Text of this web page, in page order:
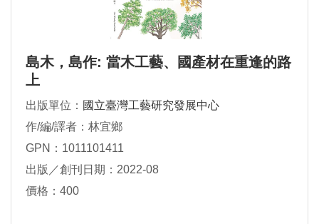
島木，島作: 當木工藝、國產材在重逢的路
上
出版單位： 國立臺灣工藝研究發展中心
作/編/譯者：林宜鄉
GPN：1011101411
出版／創刊日期：2022-08
價格：400